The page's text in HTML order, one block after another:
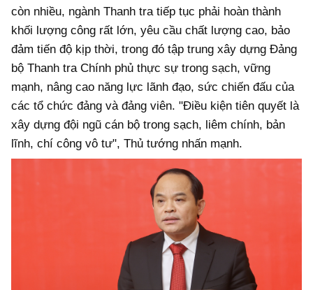
còn nhiều, ngành Thanh tra tiếp tục phải hoàn thành
khối lượng công rất lớn, yêu cầu chất lượng cao, bảo
đảm tiến độ kịp thời, trong đó tập trung xây dựng Đảng
bộ Thanh tra Chính phủ thực sự trong sạch, vững
mạnh, nâng cao năng lực lãnh đạo, sức chiến đấu của
các tổ chức đảng và đảng viên. "Điều kiện tiên quyết là
xây dựng đội ngũ cán bộ trong sạch, liêm chính, bản
lĩnh, chí công vô tư", Thủ tướng nhấn mạnh.